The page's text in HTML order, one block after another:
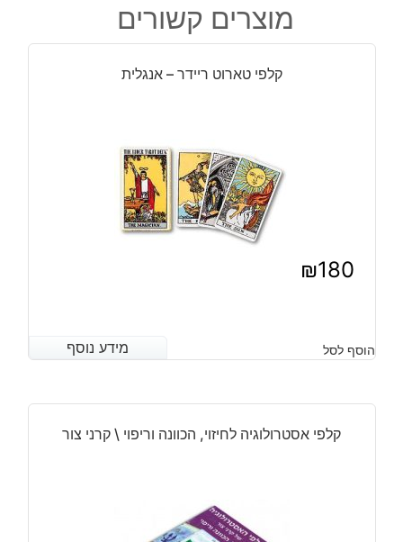
לה
נורמנד
מוצרים קשורים
קלפי טארוט ריידר – אנגלית
₪180
מידע נוסף הוסף לסל מידע נוסף
קלפי אסטרולוגיה לחיזוי, הכוונה וריפוי \ קרני צור